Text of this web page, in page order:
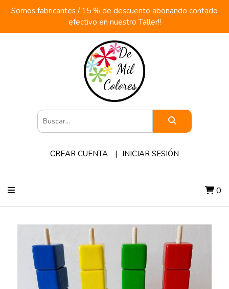
Somos fabricantes / 15 % de descuento abonando contado
efectivo en nuestro Taller!!
CREAR CUENTA INICIAR SESIÓN
0